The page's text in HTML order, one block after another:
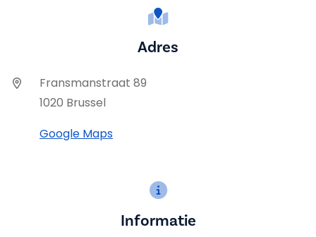
Adres
Fransmanstraat 89
1020 Brussel
Google Maps
Informatie